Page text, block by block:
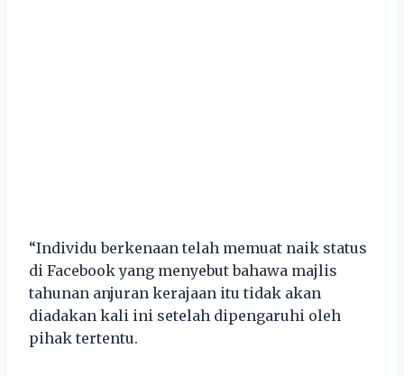
“Individu berkenaan telah memuat naik status
di Facebook yang menyebut bahawa majlis
tahunan anjuran kerajaan itu tidak akan
diadakan kali ini setelah dipengaruhi oleh
pihak tertentu.